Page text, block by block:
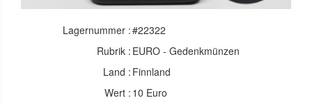
Lagernummer :#22322
Rubrik : EURO - Gedenkmünzen
Land : Finnland
Wert : 10 Euro